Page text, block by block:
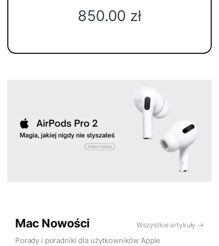
850.00 zł
Mac Nowości Wszystkie artykuły →
Porady i poradniki dla użytkowników Apple